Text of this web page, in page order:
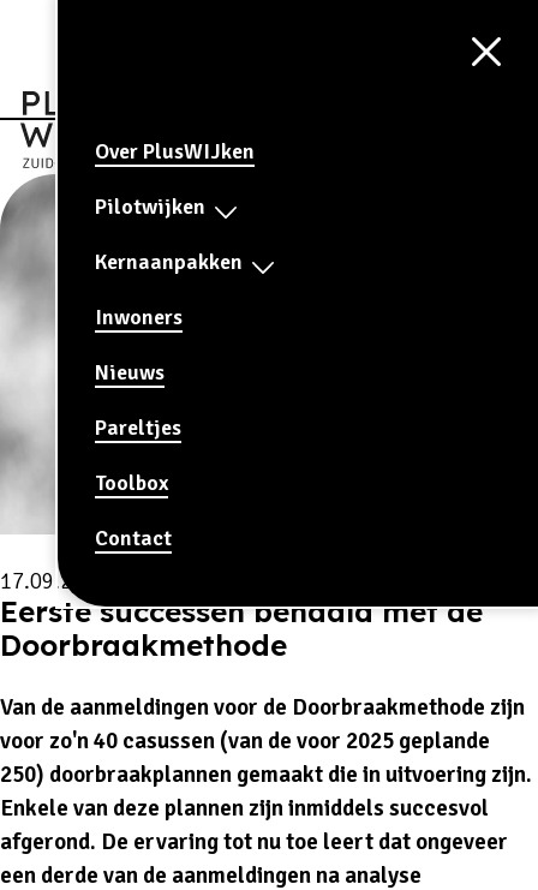
Over PlusWIJken
Pilotwijken
Kernaanpakken
Inwoners
Nieuws
Pareltjes
Toolbox
Contact
CONTRAST AAN
17.09.2025
Eerste successen behaald met de
Doorbraakmethode
Van de aanmeldingen voor de Doorbraakmethode zijn
voor zo'n 40 casussen (van de voor 2025 geplande
250) doorbraakplannen gemaakt die in uitvoering zijn.
Enkele van deze plannen zijn inmiddels succesvol
afgerond. De ervaring tot nu toe leert dat ongeveer
een derde van de aanmeldingen na analyse